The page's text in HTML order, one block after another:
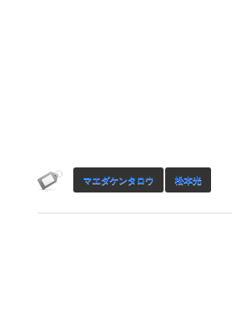
マエダケンタロウ 松本光